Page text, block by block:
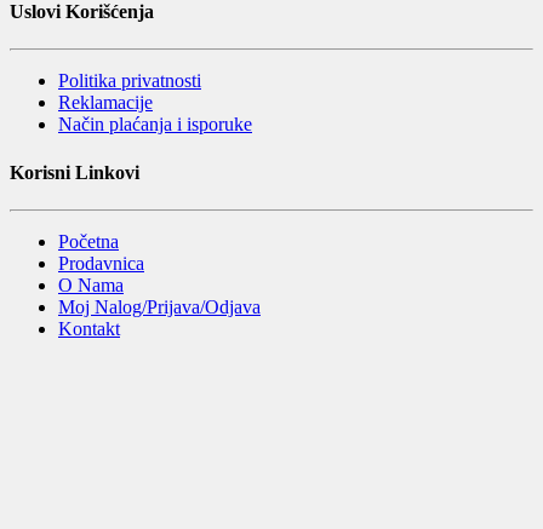
Uslovi Korišćenja
Politika privatnosti
Reklamacije
Način plaćanja i isporuke
Korisni Linkovi
Početna
Prodavnica
O Nama
Moj Nalog/Prijava/Odjava
Kontakt